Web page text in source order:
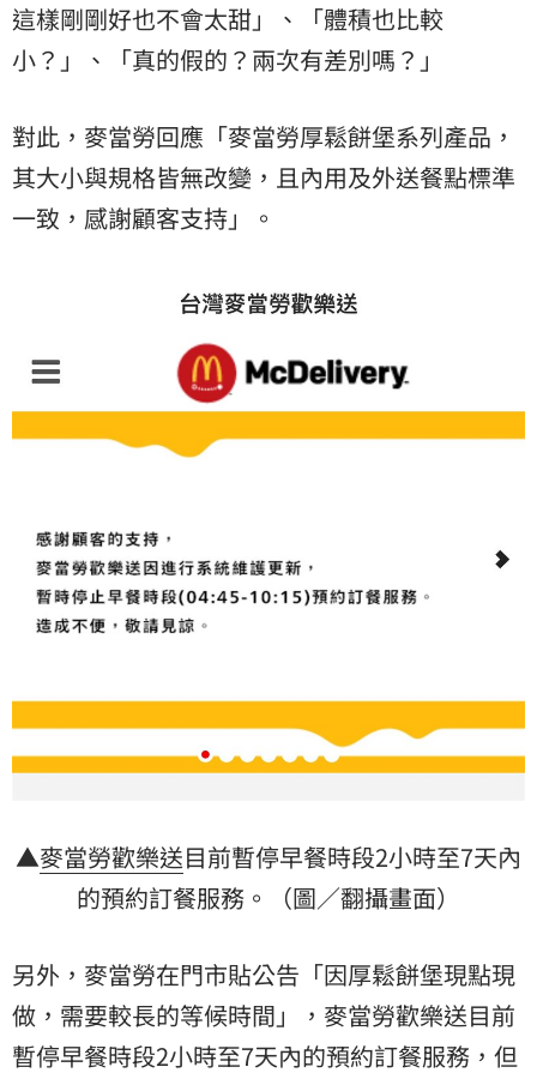
這樣剛剛好也不會太甜」、「體積也比較
小？」、「真的假的？兩次有差別嗎？」
對此，麥當勞回應「麥當勞厚鬆餅堡系列產品，
其大小與規格皆無改變，且內用及外送餐點標準
一致，感謝顧客支持」。
▲麥當勞歡樂送目前暫停早餐時段2小時至7天內
的預約訂餐服務。（圖／翻攝畫面）
另外，麥當勞在門市貼公告「因厚鬆餅堡現點現
做，需要較長的等候時間」，麥當勞歡樂送目前
暫停早餐時段2小時至7天內的預約訂餐服務，但